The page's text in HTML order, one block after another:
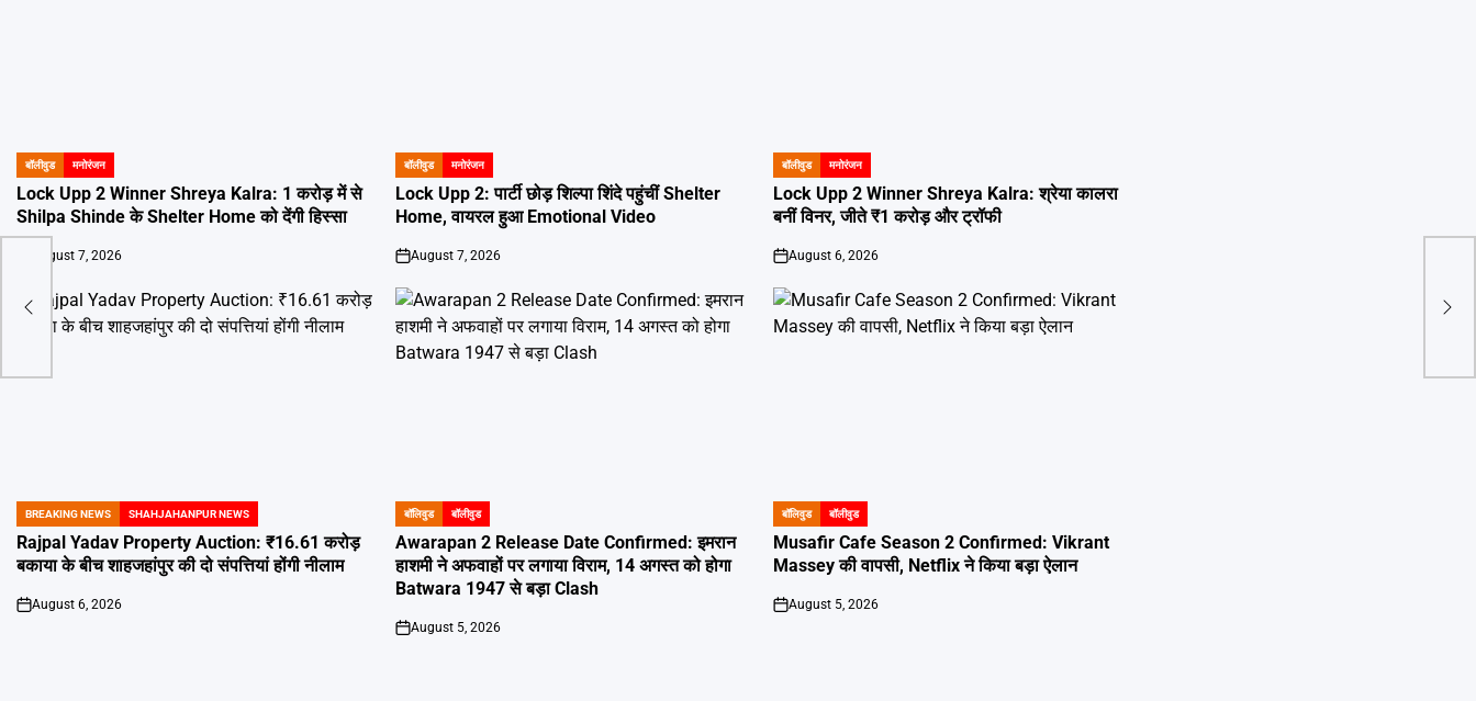
POSTED
IN
बॉलीवुड मनोरंजन
Lock Upp 2 Winner Shreya Kalra: 1 करोड़ में से
Shilpa Shinde के Shelter Home को देंगी हिस्सा
August 7, 2026
POSTED
IN
बॉलीवुड मनोरंजन
Lock Upp 2: पार्टी छोड़ शिल्पा शिंदे पहुंचीं Shelter
Home, वायरल हुआ Emotional Video
on
August 7, 2026
POSTED
IN
बॉलीवुड मनोरंजन
Lock Upp 2 Winner Shreya Kalra: श्रेया कालरा
बनीं विनर, जीते ₹1 करोड़ और ट्रॉफी
on
August 6, 2026
POSTED
IN
BREAKING NEWS SHAHJAHANPUR NEWS
Rajpal Yadav Property Auction: ₹16.61 करोड़
बकाया के बीच शाहजहांपुर की दो संपत्तियां होंगी नीलाम
on
August 6, 2026
POSTED
IN
बॉलिवुड बॉलीवुड
Awarapan 2 Release Date Confirmed: इमरान
हाशमी ने अफवाहों पर लगाया विराम, 14 अगस्त को होगा
Batwara 1947 से बड़ा Clash
on
August 5, 2026
POSTED
IN
बॉलिवुड बॉलीवुड
Musafir Cafe Season 2 Confirmed: Vikrant
Massey की वापसी, Netflix ने किया बड़ा ऐलान
on
August 5, 2026
बढ़ीं